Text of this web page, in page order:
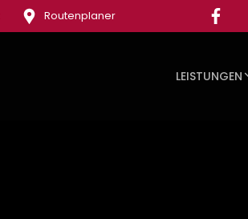
Routenplaner
LEISTUNGEN